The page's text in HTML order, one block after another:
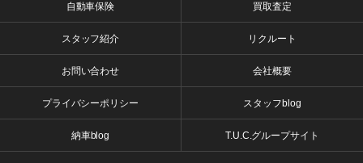
自動車保険 買取査定
スタッフ紹介 リクルート
お問い合わせ 会社概要
プライバシーポリシー スタッフblog
納車blog T.U.C.グループサイト